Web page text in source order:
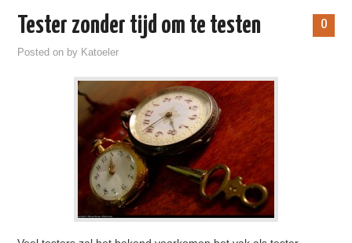
0
Tester zonder tijd om te testen
Posted on by Katoeler